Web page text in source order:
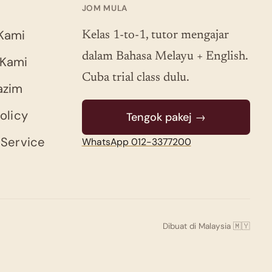
JOM MULA
Kelas 1-to-1, tutor mengajar
dalam Bahasa Melayu + English.
Cuba trial class dulu.
Tengok pakej →
WhatsApp 012-3377200
Dibuat di Malaysia 🇲🇾